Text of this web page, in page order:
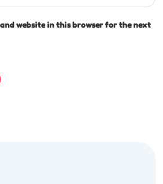
and website in this browser for the next